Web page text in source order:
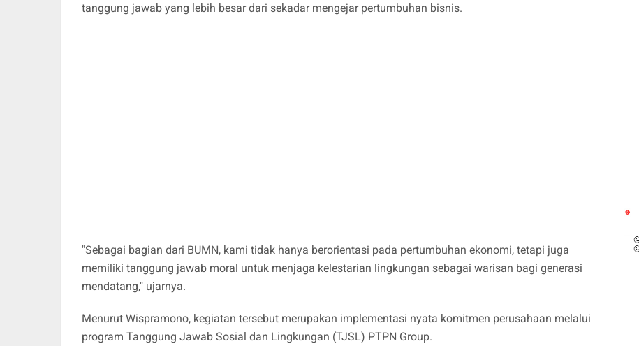
tanggung jawab yang lebih besar dari sekadar mengejar pertumbuhan bisnis.
"Sebagai bagian dari BUMN, kami tidak hanya berorientasi pada pertumbuhan ekonomi, tetapi juga
memiliki tanggung jawab moral untuk menjaga kelestarian lingkungan sebagai warisan bagi generasi
mendatang," ujarnya.
Menurut Wispramono, kegiatan tersebut merupakan implementasi nyata komitmen perusahaan melalui
program Tanggung Jawab Sosial dan Lingkungan (TJSL) PTPN Group.